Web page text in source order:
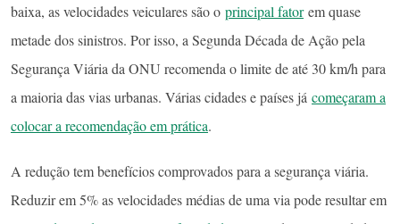
baixa, as velocidades veiculares são o principal fatorem quase
metade dos sinistros. Por isso, a Segunda Década de Ação pela
Segurança Viária da ONU recomenda o limite de até 30 km/h para
a maioria das vias urbanas. Várias cidades e países já começaram a
colocar a recomendação em prática.
A redução tem benefícios comprovados para a segurança viária.
Reduzir em 5% as velocidades médias de uma via pode resultar em